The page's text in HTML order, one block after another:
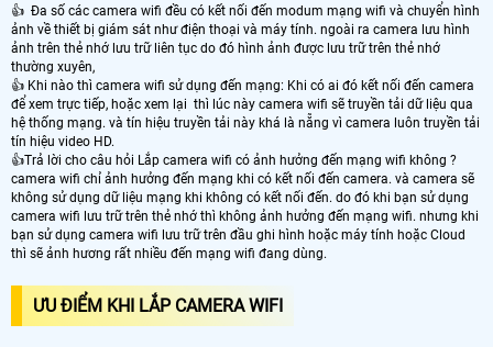
👍 Đa số các camera wifi đều có kết nối đến modum mạng wifi và chuyển hình
ảnh về thiết bị giám sát như điện thoại và máy tính. ngoài ra camera lưu hình
ảnh trên thẻ nhớ lưu trữ liên tục do đó hình ảnh được lưu trữ trên thẻ nhớ
thường xuyên,
👍 Khi nào thì camera wifi sử dụng đến mạng: Khi có ai đó kết nối đến camera
để xem trực tiếp, hoặc xem lại thì lúc này camera wifi sẽ truyền tải dữ liệu qua
hệ thống mạng. và tín hiệu truyền tải này khá là nẵng vì camera luôn truyền tải
tín hiệu video HD.
👍Trả lời cho câu hỏi Lắp camera wifi có ảnh hưởng đến mạng wifi không ?
camera wifi chỉ ảnh hưởng đến mạng khi có kết nối đến camera. và camera sẽ
không sử dụng dữ liệu mạng khi không có kết nối đến. do đó khi bạn sử dụng
camera wifi lưu trữ trên thẻ nhớ thì không ảnh hưởng đến mạng wifi. nhưng khi
bạn sử dụng camera wifi lưu trữ trên đầu ghi hình hoặc máy tính hoặc Cloud
thì sẽ ảnh hương rất nhiều đến mạng wifi đang dùng.
ƯU ĐIỂM KHI LẮP CAMERA WIFI